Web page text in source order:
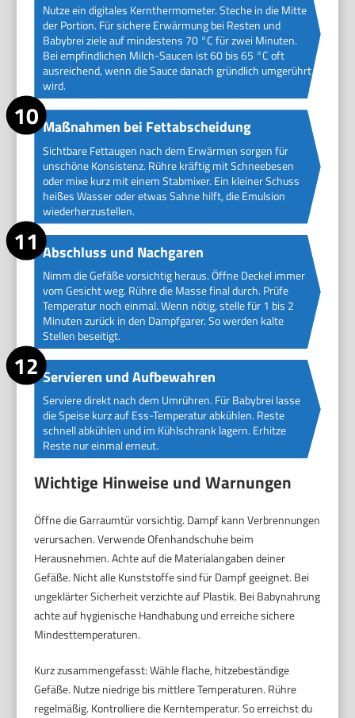
Nutze ein digitales Kernthermometer. Steche in die Mitte
der Portion. Für sichere Erwärmung bei Resten und
Babybrei ziele auf mindestens 70 °C für zwei Minuten.
Bei empfindlichen Milch-Saucen ist 60 bis 65 °C oft
ausreichend, wenn die Sauce danach gründlich umgerührt
wird.
Maßnahmen bei Fettabscheidung
Sichtbare Fettaugen nach dem Erwärmen sorgen für
unschöne Konsistenz. Rühre kräftig mit Schneebesen
oder mixe kurz mit einem Stabmixer. Ein kleiner Schuss
heißes Wasser oder etwas Sahne hilft, die Emulsion
wiederherzustellen.
Abschluss und Nachgaren
Nimm die Gefäße vorsichtig heraus. Öffne Deckel immer
vom Gesicht weg. Rühre die Masse final durch. Prüfe
Temperatur noch einmal. Wenn nötig, stelle für 1 bis 2
Minuten zurück in den Dampfgarer. So werden kalte
Stellen beseitigt.
Servieren und Aufbewahren
Serviere direkt nach dem Umrühren. Für Babybrei lasse
die Speise kurz auf Ess-Temperatur abkühlen. Reste
schnell abkühlen und im Kühlschrank lagern. Erhitze
Reste nur einmal erneut.
Wichtige Hinweise und Warnungen
Öffne die Garraumtür vorsichtig. Dampf kann Verbrennungen
verursachen. Verwende Ofenhandschuhe beim
Herausnehmen. Achte auf die Materialangaben deiner
Gefäße. Nicht alle Kunststoffe sind für Dampf geeignet. Bei
ungeklärter Sicherheit verzichte auf Plastik. Bei Babynahrung
achte auf hygienische Handhabung und erreiche sichere
Mindesttemperaturen.
Kurz zusammengefasst: Wähle flache, hitzebeständige
Gefäße. Nutze niedrige bis mittlere Temperaturen. Rühre
regelmäßig. Kontrolliere die Kerntemperatur. So erreichst du